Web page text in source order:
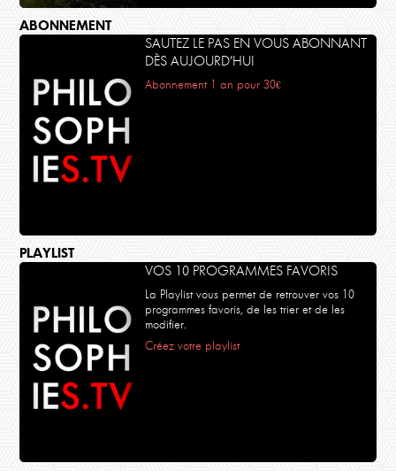
ABONNEMENT
SAUTEZ LE PAS EN VOUS ABONNANT
DÈS AUJOURD’HUI
Abonnement 1 an pour 30€
PLAYLIST
VOS 10 PROGRAMMES FAVORIS
La Playlist vous permet de retrouver vos 10
programmes favoris, de les trier et de les
modifier.
Créez votre playlist